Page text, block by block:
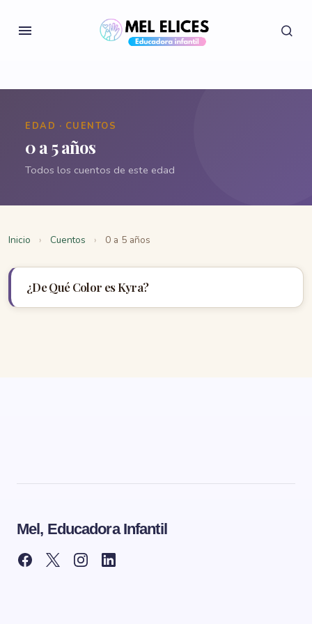
EDAD · CUENTOS
0 a 5 años
Todos los cuentos de este edad
Inicio › Cuentos › 0 a 5 años
¿De Qué Color es Kyra?
Mel, Educadora Infantil